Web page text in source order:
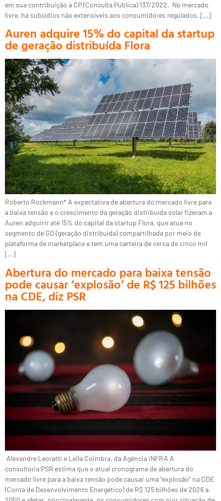
em sua contribuição à CP (Consulta Pública) 137/2022. No mercado
livre, há subsídios não extensíveis aos consumidores regulados. […]
Auren adquire 15% do capital da startup
de geração distribuída Flora
Roberto Rockmann* A expectativa de abertura do mercado livre para
a baixa tensão e o crescimento da geração distribuída solar fizeram a
Auren adquirir até 15% do capital da startup Flora, que atua no
segmento de GD (geração distribuída) compartilhada por meio de
plataforma de marketplace e tem uma carteira de cerca de cinco mil
[…]
Abertura do mercado para baixa tensão
pode causar ‘explosão’ de R$ 125 bilhões
na CDE, diz PSR
Alexandre Leoratti e Leila Coimbra, da Agência iNFRA A
consultoria PSR estima que o atual cronograma de abertura do
mercado livre para a baixa tensão pode causar uma “explosão” na CDE
(Conta de Desenvolvimento Energético) de R$ 125 bilhões de 2026 a